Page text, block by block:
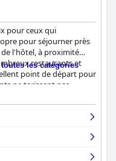
pour ceux qui
pour séjourner près
l'hôtel, à proximité
restaurants et
point de départ pour
ne tarissent pas
varié servi sur une
sur Monemvassia et
amical, accueillant et
les clients se sentent
aient trouvé les
adéquates
les catégories